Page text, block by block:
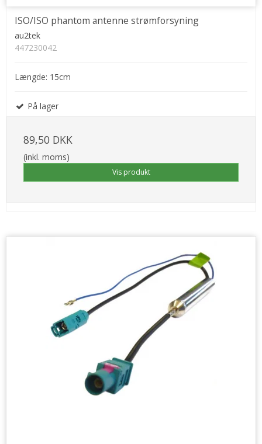
ISO/ISO phantom antenne strømforsyning
au2tek
447230042
Længde: 15cm
På lager
89,50 DKK
(inkl. moms)
Vis produkt